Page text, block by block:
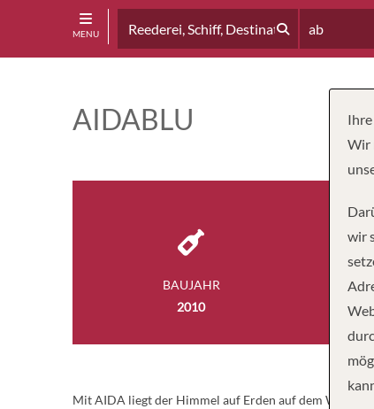
MENU ab
AIDABLU
BAUJAHR
2010
Mit AIDA liegt der Himmel auf Erden auf dem
Wir
wir